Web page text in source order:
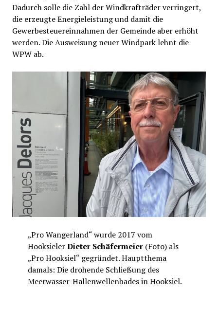
Dadurch solle die Zahl der Windkrafträder verringert,
die erzeugte Energieleistung und damit die
Gewerbesteuereinnahmen der Gemeinde aber erhöht
werden. Die Ausweisung neuer Windpark lehnt die
WPW ab.
„Pro Wangerland“ wurde 2017 vom
HooksielerDieter Schäfermeier (Foto) als
„Pro Hooksiel“ gegründet. Hauptthema
damals: Die drohende Schließung des
Meerwasser-Hallenwellenbades in Hooksiel.